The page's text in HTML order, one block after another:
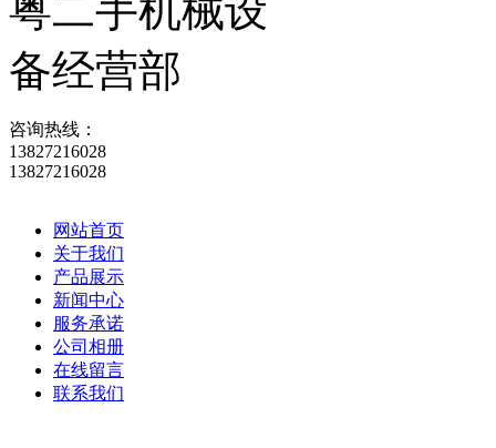
咨询热线：
13827216028
13827216028
网站首页
关于我们
产品展示
新闻中心
服务承诺
公司相册
在线留言
联系我们